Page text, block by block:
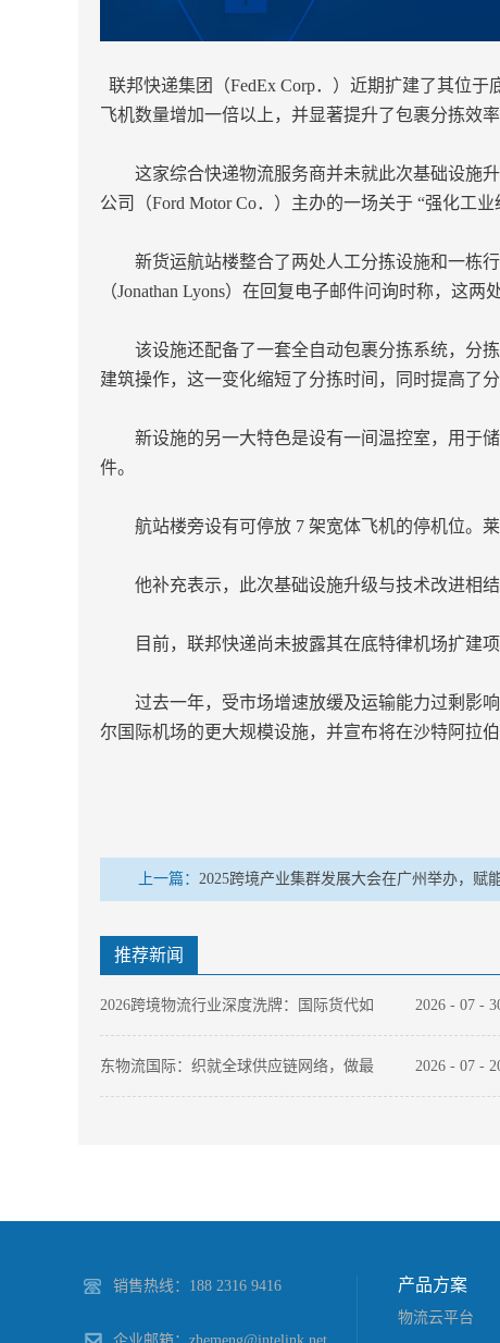
联邦快递集团（FedEx Corp．）近期扩建了其位于
飞机数量增加一倍以上，并显著提升了包裹分拣效率
这家综合快递物流服务商并未就此次基础设施升
公司（Ford Motor Co．）主办的一场关于 “强化工
新货运航站楼整合了两处人工分拣设施和一栋行
（Jonathan Lyons）在回复电子邮件问询时称，这
该设施还配备了一套全自动包裹分拣系统，分拣
建筑操作，这一变化缩短了分拣时间，同时提高了
新设施的另一大特色是设有一间温控室，用于储
件。
航站楼旁设有可停放 7 架宽体飞机的停机位。莱
他补充表示，此次基础设施升级与技术改进相结
目前，联邦快递尚未披露其在底特律机场扩建项
过去一年，受市场增速放缓及运输能力过剩影响
尔国际机场的更大规模设施，并宣布将在沙特阿拉伯
上一篇： 2025跨境产业集群发展大会在广州举办，赋
推荐新闻
2026跨境物流行业深度洗牌：国际货代如
何以“数字化底座”穿越周期？
2026 - 07 -
东物流国际：织就全球供应链网络，做最 2026 - 07 -
销售热线：188 2316 9416
企业邮箱：zhemeng@intelink.net
产品方案
物流云平台